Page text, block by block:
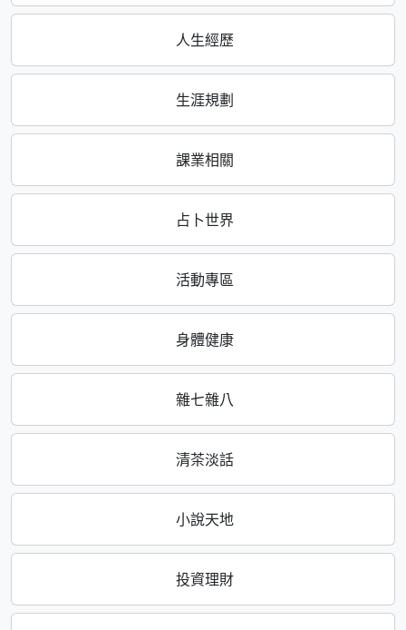
人生經歷
生涯規劃
課業相關
占卜世界
活動專區
身體健康
雜七雜八
清茶淡話
小說天地
投資理財